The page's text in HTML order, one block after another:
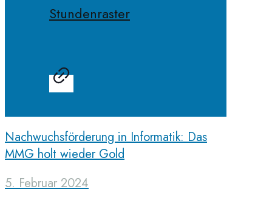
Stundenraster
Nachwuchsförderung in Informatik: Das
MMG holt wieder Gold
5. Februar 2024